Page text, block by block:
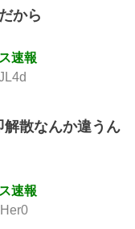
から
速報
散なんか違うん
速報